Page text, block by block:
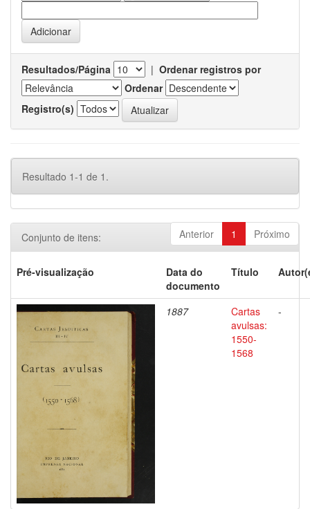
Resultados/Página | Ordenar registros por
Ordenar
Registro(s)
Resultado 1-1 de 1.
Anterior 1 Próximo
Conjunto de itens:
Pré-visualização
Data do
documento
Título
1887
Cartas
avulsas:
1550-
1568
-